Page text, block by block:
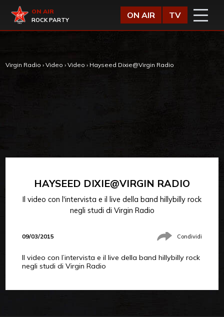
Virgin Radio
ON AIR
ROCK PARTY
ON AIR TV
Virgin Radio › Video › Video › Hayseed Dixie@Virgin Radio
HAYSEED DIXIE@VIRGIN RADIO
Il video con l'intervista e il live della band hillybilly rock
negli studi di Virgin Radio
09/03/2015 Condividi
Il video con l’intervista e il live della band hillybilly rock
negli studi di Virgin Radio